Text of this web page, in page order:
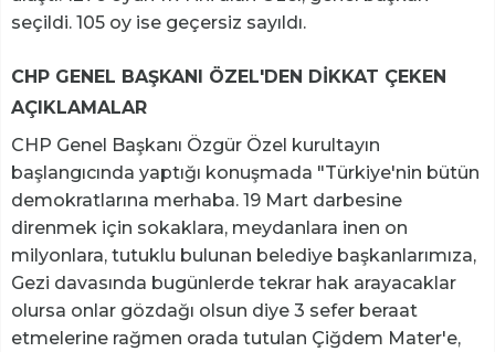
seçildi. 105 oy ise geçersiz sayıldı.
CHP GENEL BAŞKANI ÖZEL'DEN DİKKAT ÇEKEN
AÇIKLAMALAR
CHP Genel Başkanı Özgür Özel kurultayın
başlangıcında yaptığı konuşmada "Türkiye'nin bütün
demokratlarına merhaba. 19 Mart darbesine
direnmek için sokaklara, meydanlara inen on
milyonlara, tutuklu bulunan belediye başkanlarımıza,
Gezi davasında bugünlerde tekrar hak arayacaklar
olursa onlar gözdağı olsun diye 3 sefer beraat
etmelerine rağmen orada tutulan Çiğdem Mater'e,